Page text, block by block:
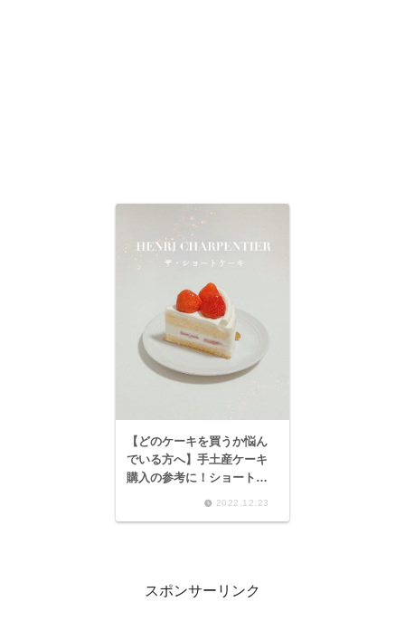
【どのケーキを買うか悩ん
でいる方へ】手土産ケーキ
購入の参考に！ショートケ
2022.12.23
スポンサーリンク